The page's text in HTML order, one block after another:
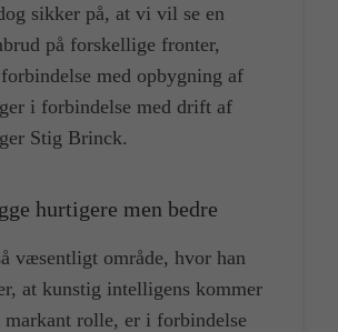
sikker på, at vi vil se en
på forskellige fronter,
med opbygning af
i forbindelse med drift af
Stig Brinck.
hurtigere men bedre
væsentligt område, hvor han
at kunstig intelligens kommer
rolle, er i forbindelse